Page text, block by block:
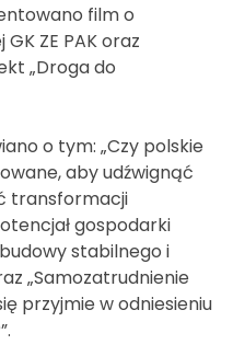
film o
ZE PAK oraz
„Droga do
o tym: „Czy polskie
aby udźwignąć
transformacji
gospodarki
stabilnego i
„Samozatrudnienie
przyjmie w odniesieniu